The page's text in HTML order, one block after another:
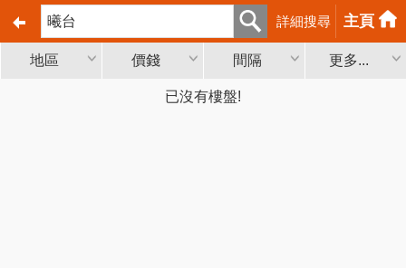
詳細搜尋 主頁
地區 價錢 間隔 更多...
已沒有樓盤!